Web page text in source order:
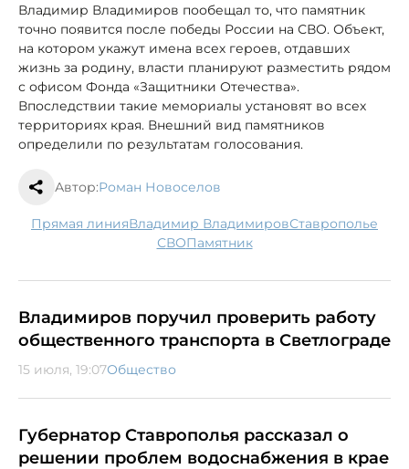
Владимир Владимиров пообещал то, что памятник
точно появится после победы России на СВО. Объект,
на котором укажут имена всех героев, отдавших
жизнь за родину, власти планируют разместить рядом
с офисом Фонда «Защитники Отечества».
Впоследствии такие мемориалы установят во всех
территориях края. Внешний вид памятников
определили по результатам голосования.
Автор:Роман Новоселов
Прямая линия Владимир Владимиров
Ставрополье
СВО
памятник
Владимиров поручил проверить работу
общественного транспорта в Светлограде
15 июля, 19:07Общество
Губернатор Ставрополья рассказал о
решении проблем водоснабжения в крае